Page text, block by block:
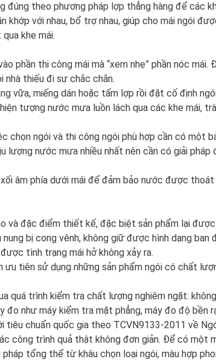
đúng theo phương pháp lợp thẳng hàng để các
khớp với nhau, bổ trợ nhau, giúp cho mái ngói
khe mái.
phần thi công mái mà “xem nhẹ” phần nóc mái.
nhà thiếu đi sự chắc chắn.
vữa, miếng dán hoặc tấm lợp rồi đặt cố định
tượng nước mưa luồn lách qua các khe mái,
chọn ngói và thi công ngói phù hợp cần có một
lượng nước mưa nhiều nhất nên cần có giải
âm phía dưới mái để đảm bảo nước được thoát
và đặc điểm thiết kế, đặc biệt sản phẩm lại
bị cong vênh, không giữ được hình dạng ban
tình trạng mái hở không xảy ra.
ưu tiên sử dụng những sản phẩm ngói có chất
quá trình kiểm tra chất lượng nghiêm ngặt:
như máy kiểm tra mặt phẳng, máy đo độ bền
tiêu chuẩn quốc gia theo TCVN9133-2011 về
công trình quả thật không đơn giản. Để có một
tổng thể từ khâu chọn loại ngói, màu hợp